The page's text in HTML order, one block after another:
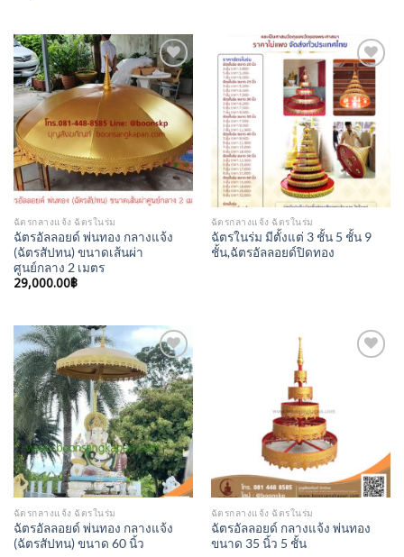
Add to
Wishlist
ฉัตรกลางแจ้ง ฉัตรในร่ม
ฉัตรอัลลอยด์ พ่นทอง กลางแจ้ง
(ฉัตรสัปทน) ขนาดเส้นผ่า
ศูนย์กลาง 2 เมตร
29,000.00฿
Add to
Wishlist
ฉัตรกลางแจ้ง ฉัตรในร่ม
ฉัตรในร่ม มีตั้งแต่ 3 ชั้น 5 ชั้น 9
ชั้น,ฉัตรอัลลอยด์ปิดทอง
Add to
Wishlist
ฉัตรกลางแจ้ง ฉัตรในร่ม
ฉัตรอัลลอยด์ พ่นทอง กลางแจ้ง
(ฉัตรสัปทน) ขนาด 60 นิ้ว
ฉัตรกลางแจ้ง ฉัตรในร่ม
ฉัตรอัลลอยด์ กลางแจ้ง พ่นทอง
ขนาด 35 นิ้ว 5 ชั้น